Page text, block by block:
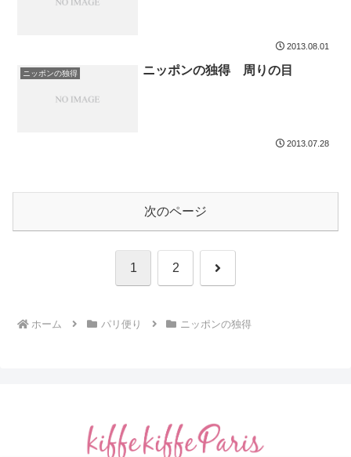
2013.08.01
ニッポンの独得 ニッポンの独得 周りの目
2013.07.28
次のページ
1 2 次
ホーム パリ便り ニッポンの独得